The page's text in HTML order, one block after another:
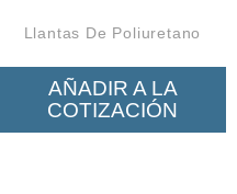
Llantas De Poliuretano
AÑADIR A LA
COTIZACIÓN